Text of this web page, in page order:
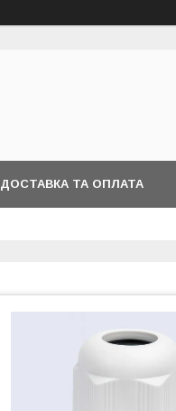
ДОСТАВКА ТА ОПЛАТА